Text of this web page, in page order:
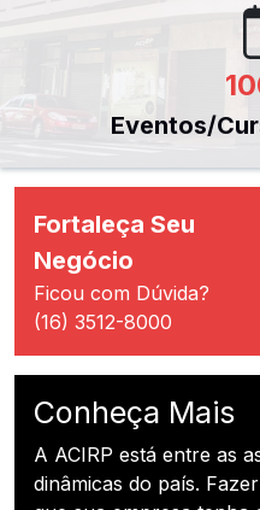
Eventos/
Fortaleça Seu
Negócio
Ficou com Dúvida?
(16) 3512-8000
Conheça Mais
A ACIRP está entre as
dinâmicas do país.